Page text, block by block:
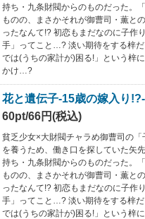
持ち・九条財閥からのものだった。
ものの、まさかそれが御曹司・薫と
ったなんて!? 初恋もまだなのに子作
手」ってこと…? 淡い期待をする梓
では(うちの家計が)困る!」という梓
かけ…?
花と遺伝子-15歳の嫁入り
60pt/66円(税込)
貧乏少女×大財閥チャラめ御曹司の
を養うため、働き口を探していた矢
持ち・九条財閥からのものだった。
ものの、まさかそれが御曹司・薫と
ったなんて!? 初恋もまだなのに子作
手」ってこと…? 淡い期待をする梓
では(うちの家計が)困る!」という梓